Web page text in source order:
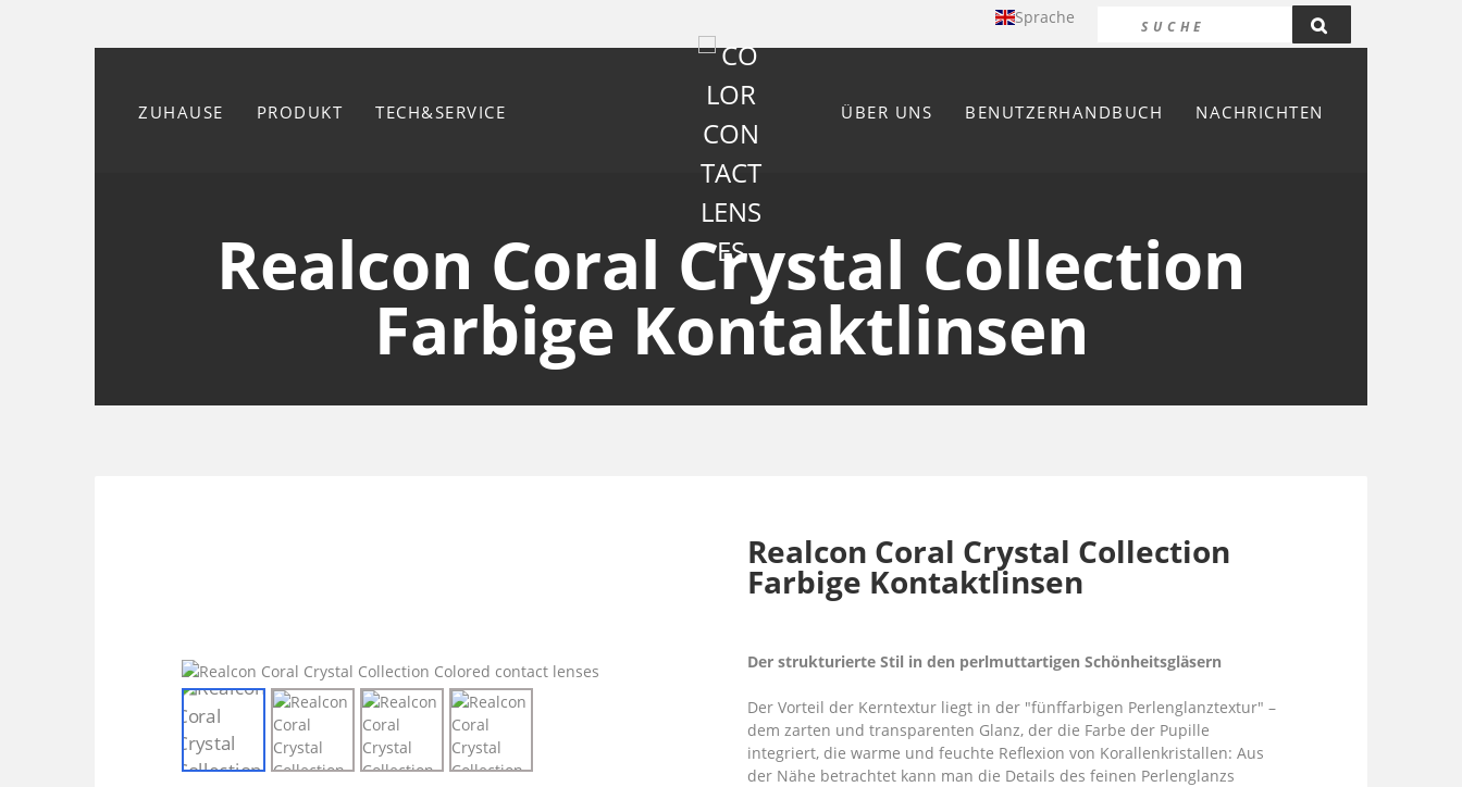
Sprache
ZUHAUSE PRODUKT TECH&SERVICE ÜBER UNS BENUTZERHANDBUCH NACHRICHTEN
Realcon Coral Crystal Collection
Farbige Kontaktlinsen
Realcon Coral Crystal Collection
Farbige Kontaktlinsen
Der strukturierte Stil in den perlmuttartigen Schönheitsgläsern
Der Vorteil der Kerntextur liegt in der "fünffarbigen Perlenglanztextur" –
dem zarten und transparenten Glanz, der die Farbe der Pupille
integriert, die warme und feuchte Reflexion von Korallenkristallen: Aus
der Nähe betrachtet kann man die Details des feinen Perlenglanzs